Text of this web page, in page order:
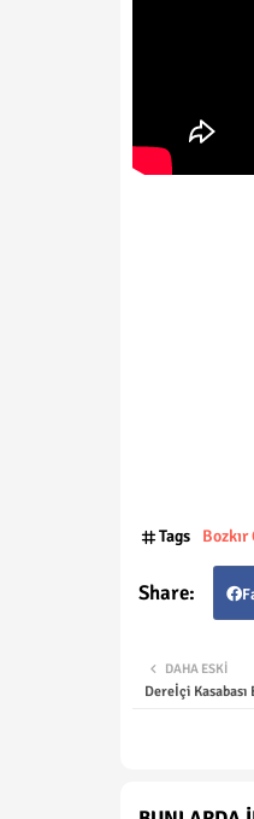
Tags
DAHA ESKI
Dereİçi